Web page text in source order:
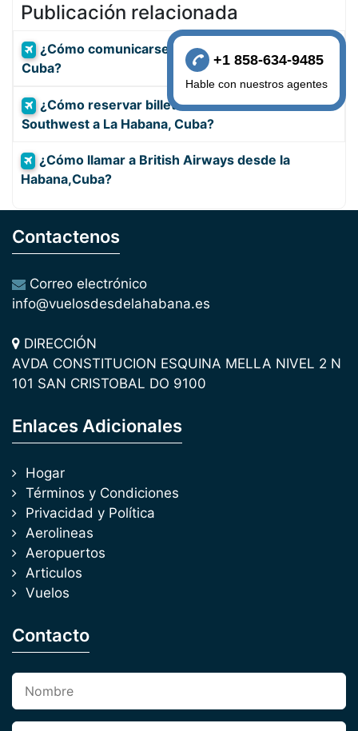
Publicación relacionada
¿Cómo comunicarse con KLM Airlines desde
Cuba?
¿Cómo reservar billete de avión con
Southwest a La Habana, Cuba?
¿Cómo llamar a British Airways desde la
Habana,Cuba?
+1 858-634-9485
Hable con nuestros agentes
Contactenos
Correo electrónico
info@vuelosdesdelahabana.es
DIRECCIÓN
AVDA CONSTITUCION ESQUINA MELLA NIVEL 2 N
101 SAN CRISTOBAL DO 9100
Enlaces Adicionales
Hogar
Términos y Condiciones
Privacidad y Política
Aerolineas
Aeropuertos
Articulos
Vuelos
Contacto